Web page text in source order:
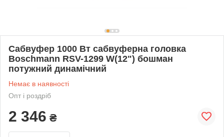
Сабвуфер 1000 Вт сабвуферна головка
Boschmann RSV-1299 W(12") бошман
потужний динамічний
Немає в наявності
Опт і роздріб
2 346 ₴